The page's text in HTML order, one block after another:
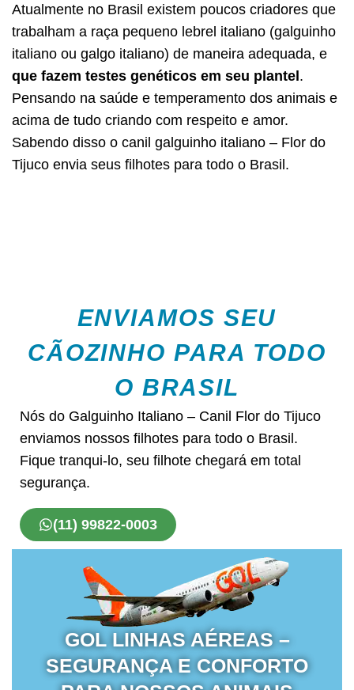
Atualmente no Brasil existem poucos criadores que
trabalham a raça pequeno lebrel italiano (galguinho
italiano ou galgo italiano) de maneira adequada, e
que fazem testes genéticos em seu plantel.
Pensando na saúde e temperamento dos animais e
acima de tudo criando com respeito e amor.
Sabendo disso o canil galguinho italiano – Flor do
Tijuco envia seus filhotes para todo o Brasil.
ENVIAMOS SEU
CÃOZINHO PARA TODO
O BRASIL
Nós do Galguinho Italiano – Canil Flor do Tijuco
enviamos nossos filhotes para todo o Brasil.
Fique tranqui-lo, seu filhote chegará em total
segurança.
(11) 99822-0003
GOL LINHAS AÉREAS –
SEGURANÇA E CONFORTO